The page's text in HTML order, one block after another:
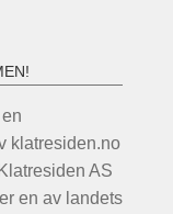
klatresiden.no
AS
en av landets